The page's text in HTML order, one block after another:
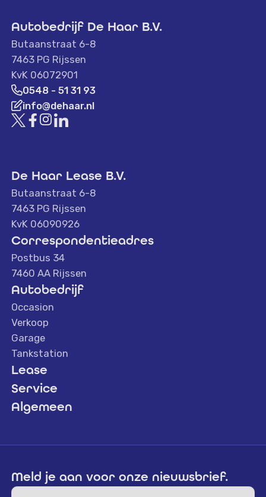
Autobedrijf De Haar B.V.
Butaanstraat 6-8
7463 PG Rijssen
KvK 06072901
0548 - 51 31 93
info@dehaar.nl
De Haar Lease B.V.
Butaanstraat 6-8
7463 PG Rijssen
KvK 06090926
Correspondentieadres
Postbus 34
7460 AA Rijssen
Autobedrijf
Occasion
Verkoop
Garage
Tankstation
Lease
Service
Algemeen
Vacatures
Blogs
Meld je aan voor onze nieuwsbrief.